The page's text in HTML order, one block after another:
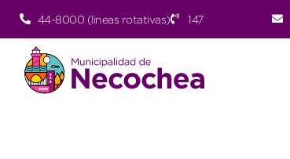
44-8000 (lineas rotativas) 147